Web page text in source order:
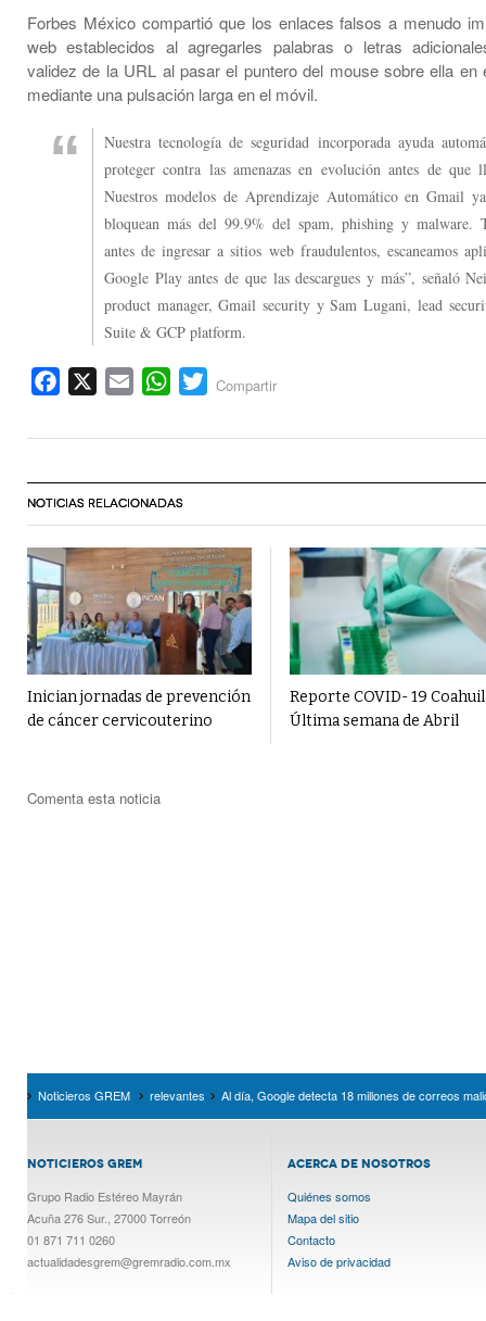
Forbes México compartió que los enlaces falsos a menudo
web establecidos al agregarles palabras o letras
validez de la URL al pasar el puntero del mouse sobre ella en
mediante una pulsación larga en el móvil.
Nuestra tecnología de seguridad incorporada ayuda
proteger contra las amenazas en evolución antes de que
Nuestros modelos de Aprendizaje Automático en Gmail
bloquean más del 99.9% del spam, phishing y malware.
antes de ingresar a sitios web fraudulentos, escaneamos
Google Play antes de que las descargues y más”, señaló
product manager, Gmail security y Sam Lugani, lead
Suite & GCP platform.
Facebook Email WhatsApp
Twitter
Compartir
NOTICIAS RELACIONADAS
Inician jornadas de prevención
de cáncer cervicouterino
Reporte COVID- 19
Última semana de Abril
Comenta esta noticia
Noticieros GREM relevantes Al día, Google detecta 18 millones de correos
NOTICIEROS GREM
Grupo Radio Estéreo Mayrán
Acuña 276 Sur., 27000 Torreón
01 871 711 0260
actualidadesgrem@gremradio.com.mx
ACERCA DE NOSOTROS
Quiénes somos
Mapa del sitio
Contacto
Aviso de privacidad